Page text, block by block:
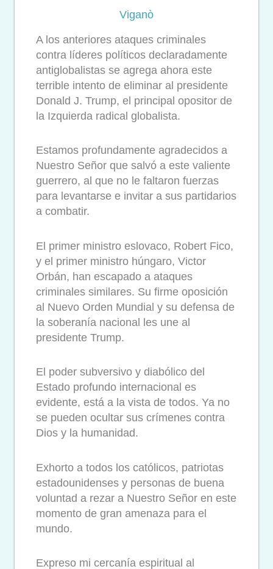
Viganò
A los anteriores ataques criminales
contra líderes políticos declaradamente
antiglobalistas se agrega ahora este
terrible intento de eliminar al presidente
Donald J. Trump, el principal opositor de
la Izquierda radical globalista.
Estamos profundamente agradecidos a
Nuestro Señor que salvó a este valiente
guerrero, al que no le faltaron fuerzas
para levantarse e invitar a sus partidarios
a combatir.
El primer ministro eslovaco, Robert Fico,
y el primer ministro húngaro, Victor
Orbán, han escapado a ataques
criminales similares. Su firme oposición
al Nuevo Orden Mundial y su defensa de
la soberanía nacional les une al
presidente Trump.
El poder subversivo y diabólico del
Estado profundo internacional es
evidente, está a la vista de todos. Ya no
se pueden ocultar sus crímenes contra
Dios y la humanidad.
Exhorto a todos los católicos, patriotas
estadounidenses y personas de buena
voluntad a rezar a Nuestro Señor en este
momento de gran amenaza para el
mundo.
Expreso mi cercanía espiritual al